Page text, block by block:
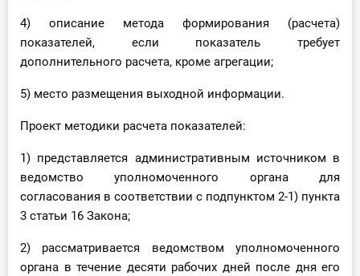
4) описание метода формирования (расчета)
показателей, если показатель требует
дополнительного расчета, кроме агрегации;
5) место размещения выходной информации.
Проект методики расчета показателей:
1) представляется административным источником в
ведомство уполномоченного органа для
согласования в соответствии с подпунктом 2-1) пункта
3 статьи 16 Закона;
2) рассматривается ведомством уполномоченного
органа в течение десяти рабочих дней после дня его